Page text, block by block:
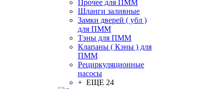
Прочее для ПММ
Шланги заливные
Замки дверей ( убл )
для ПММ
Тэны для ПММ
Клапаны ( Кэны ) для
ПММ
Рециркуляционные
насосы
+ ЕЩЕ 24